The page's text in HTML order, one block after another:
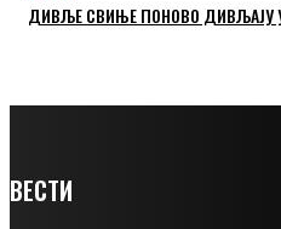
ДИВЉЕ СВИЊЕ ПОНОВО ДИВЉАЈУ
ВЕСТИ